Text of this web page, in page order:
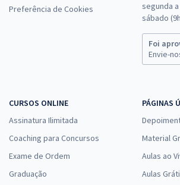
Preferência de Cookies
segunda
sábado
Foi
Envie-
CURSOS ONLINE
Assinatura Ilimitada
Coaching para Concursos
Exame de Ordem
Graduação
PÁGINAS
Material
Aulas ao
Aulas